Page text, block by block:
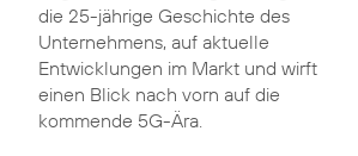
die 25-jährige Geschichte des
Unternehmens, auf aktuelle
Entwicklungen im Markt und wirft
einen Blick nach vorn auf die
kommende 5G-Ära.